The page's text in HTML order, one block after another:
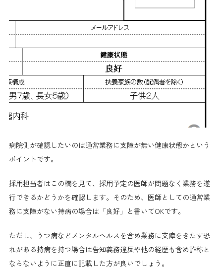
病院側が確認したいのは通常業務に支障が無い健康状態かという
ポイントです。
採用担当者はこの欄を見て、採用予定の医師が問題なく業務を遂
行できるかどうかを確認します。そのため、医師としての通常業
務に支障がない持病の場合は「良好」と書いてOKです。
ただし、うつ病などメンタルヘルスを含め業務に支障をきたす恐
れがある持病を持つ場合は告知義務違反や他の経歴も含め詐称と
ならないように正直に記載した方が良いでしょう。